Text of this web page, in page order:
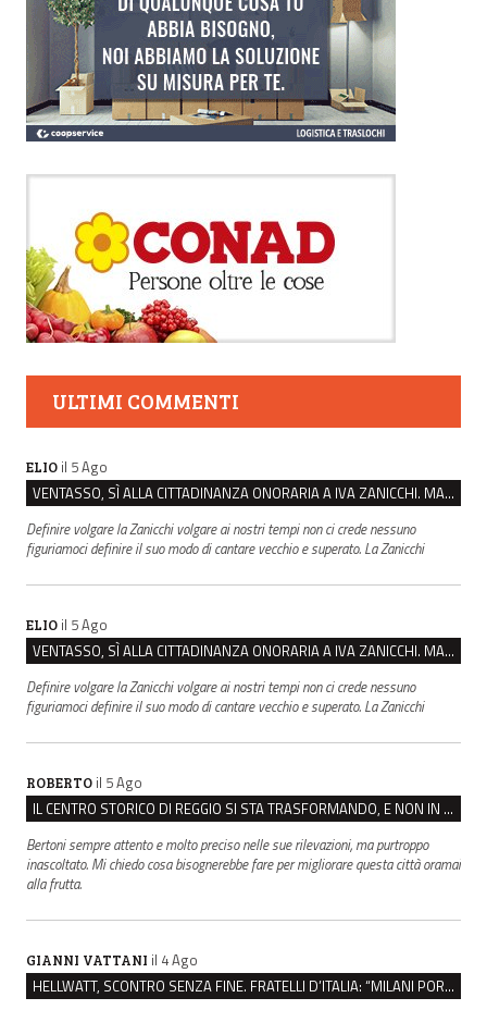
ULTIMI COMMENTI
ELIO il 5 Ago
VENTASSO, SÌ ALLA CITTADINANZA ONORARIA A IVA ZANICCHI. MA BARGIACCHI: “È DI PESSIMO GUSTO”
Definire volgare la Zanicchi volgare ai nostri tempi non ci crede nessuno
figuriamoci definire il suo modo di cantare vecchio e superato. La Zanicchi
ELIO il 5 Ago
VENTASSO, SÌ ALLA CITTADINANZA ONORARIA A IVA ZANICCHI. MA BARGIACCHI: “È DI PESSIMO GUSTO”
Definire volgare la Zanicchi volgare ai nostri tempi non ci crede nessuno
figuriamoci definire il suo modo di cantare vecchio e superato. La Zanicchi
ROBERTO il 5 Ago
IL CENTRO STORICO DI REGGIO SI STA TRASFORMANDO, E NON IN MEGLIO
Bertoni sempre attento e molto preciso nelle sue rilevazioni, ma purtroppo
inascoltato. Mi chiedo cosa bisognerebbe fare per migliorare questa città oramai
alla frutta.
GIANNI VATTANI il 4 Ago
HELLWATT, SCONTRO SENZA FINE. FRATELLI D’ITALIA: “MILANI PORTA DOCUMENTI, DE FRANCO INSULTI”